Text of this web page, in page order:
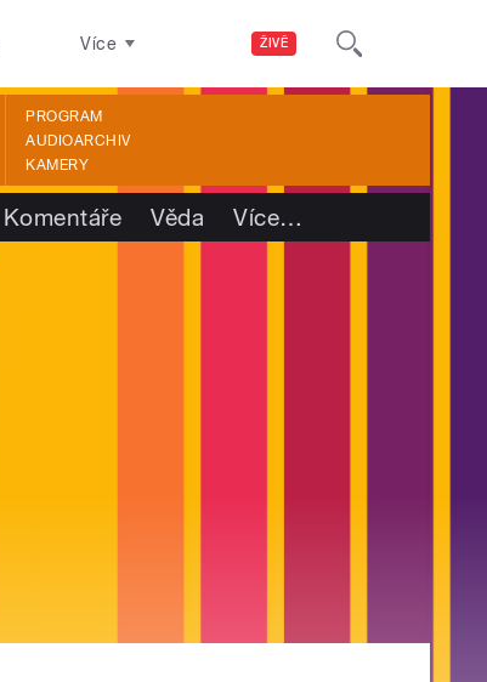
ŽIVĚ
Více
PROGRAM
AUDIOARCHIV
KAMERY
Komentáře Věda Více…